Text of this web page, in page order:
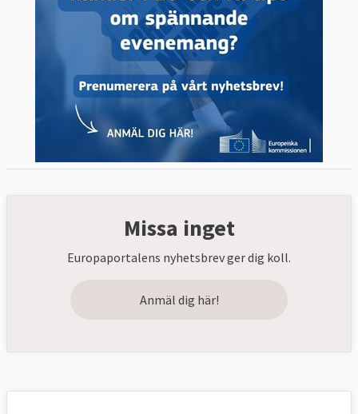
Missa inget
Europaportalens nyhetsbrev ger dig koll.
Anmäl dig här!